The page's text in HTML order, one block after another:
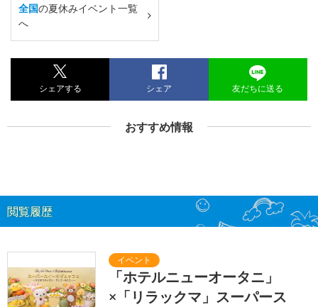
全国の夏休みイベント一覧
へ
シェアする シェア 友だちに送る
おすすめ情報
閲覧履歴
「ホテルニューオータニ」
×「リラックマ」スーパース